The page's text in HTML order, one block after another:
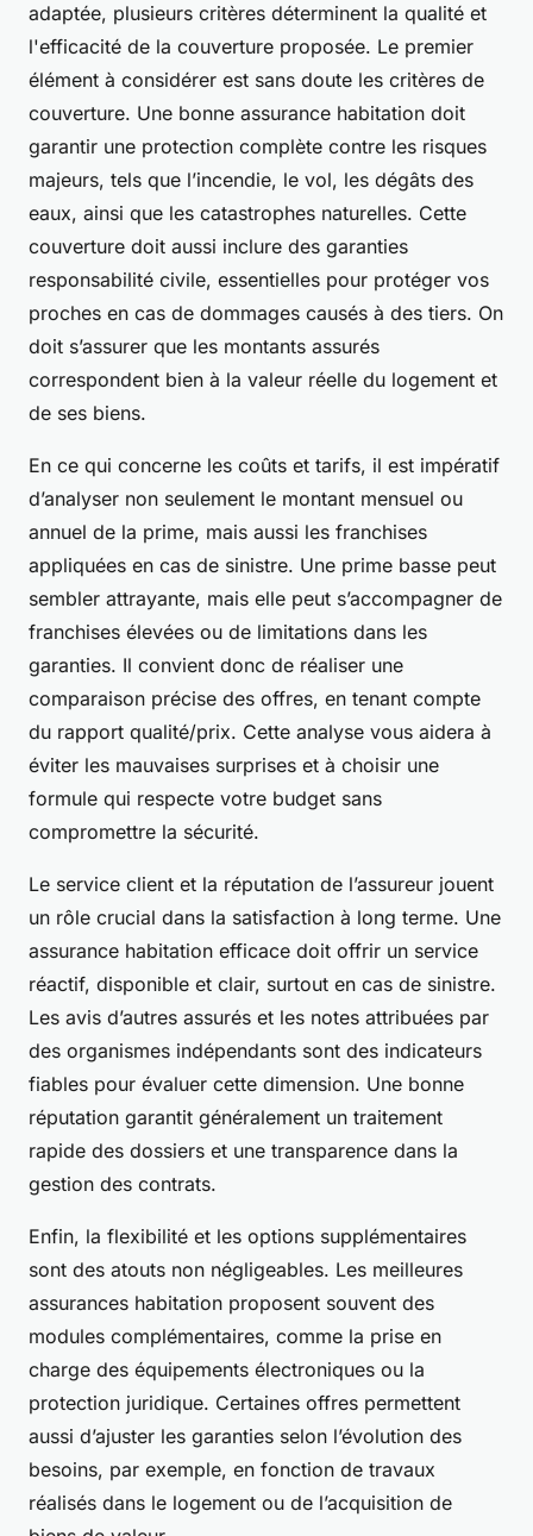
adaptée, plusieurs critères déterminent la qualité et
l'efficacité de la couverture proposée. Le premier
élément à considérer est sans doute les critères de
couverture. Une bonne assurance habitation doit
garantir une protection complète contre les risques
majeurs, tels que l’incendie, le vol, les dégâts des
eaux, ainsi que les catastrophes naturelles. Cette
couverture doit aussi inclure des garanties
responsabilité civile, essentielles pour protéger vos
proches en cas de dommages causés à des tiers. On
doit s’assurer que les montants assurés
correspondent bien à la valeur réelle du logement et
de ses biens.
En ce qui concerne les coûts et tarifs, il est impératif
d’analyser non seulement le montant mensuel ou
annuel de la prime, mais aussi les franchises
appliquées en cas de sinistre. Une prime basse peut
sembler attrayante, mais elle peut s’accompagner de
franchises élevées ou de limitations dans les
garanties. Il convient donc de réaliser une
comparaison précise des offres, en tenant compte
du rapport qualité/prix. Cette analyse vous aidera à
éviter les mauvaises surprises et à choisir une
formule qui respecte votre budget sans
compromettre la sécurité.
Le service client et la réputation de l’assureur jouent
un rôle crucial dans la satisfaction à long terme. Une
assurance habitation efficace doit offrir un service
réactif, disponible et clair, surtout en cas de sinistre.
Les avis d’autres assurés et les notes attribuées par
des organismes indépendants sont des indicateurs
fiables pour évaluer cette dimension. Une bonne
réputation garantit généralement un traitement
rapide des dossiers et une transparence dans la
gestion des contrats.
Enfin, la flexibilité et les options supplémentaires
sont des atouts non négligeables. Les meilleures
assurances habitation proposent souvent des
modules complémentaires, comme la prise en
charge des équipements électroniques ou la
protection juridique. Certaines offres permettent
aussi d’ajuster les garanties selon l’évolution des
besoins, par exemple, en fonction de travaux
réalisés dans le logement ou de l’acquisition de